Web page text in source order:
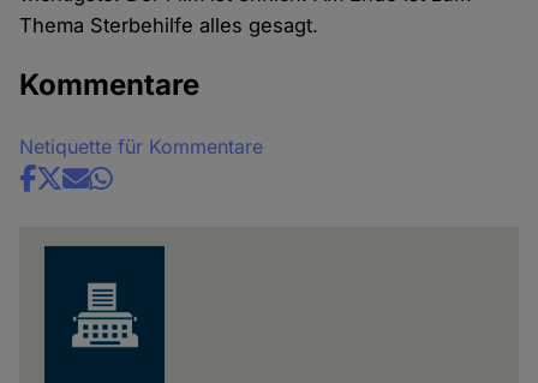
Thema Sterbehilfe alles gesagt.
Kommentare
Netiquette für Kommentare
Share